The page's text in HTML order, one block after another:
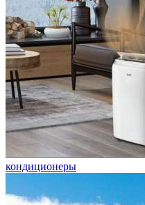
кондиционеры